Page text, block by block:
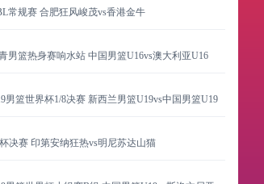
常规赛 合肥狂风峻茂vs香港金牛
男篮热身赛响水站 中国男篮U16vs澳大利亚U16
男篮世界杯1/8决赛 新西兰男篮U19vs中国男篮U19
决赛 印第安纳狂热vs明尼苏达山猫